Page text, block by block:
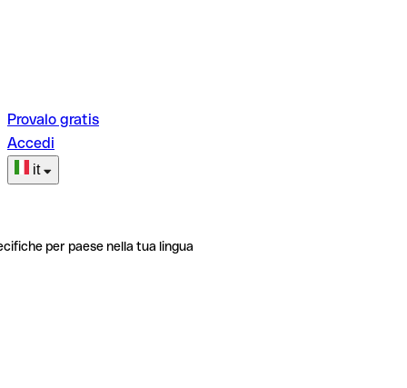
Provalo gratis
Accedi
it
per paese nella tua lingua